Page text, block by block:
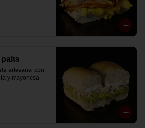
palta
artesanal con
y mayonesa